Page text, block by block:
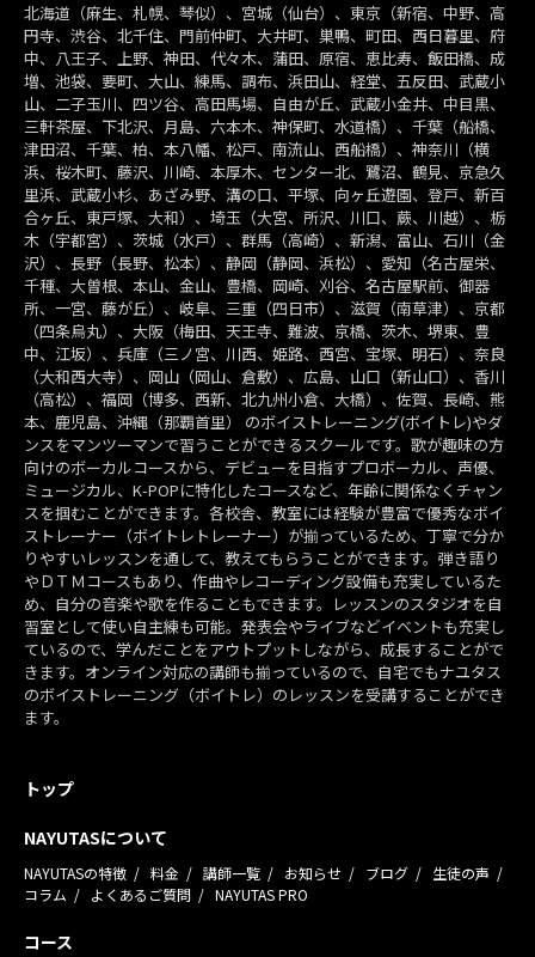
北海道（麻生、札幌、琴似）、宮城（仙台）、東京（新宿、中野、高
円寺、渋谷、北千住、門前仲町、大井町、巣鴨、町田、西日暮里、府
中、八王子、上野、神田、代々木、蒲田、原宿、恵比寿、飯田橋、成
増、池袋、要町、大山、練馬、調布、浜田山、経堂、五反田、武蔵小
山、二子玉川、四ツ谷、高田馬場、自由が丘、武蔵小金井、中目黒、
三軒茶屋、下北沢、月島、六本木、神保町、水道橋）、千葉（船橋、
津田沼、千葉、柏、本八幡、松戸、南流山、西船橋）、神奈川（横
浜、桜木町、藤沢、川崎、本厚木、センター北、鷺沼、鶴見、京急久
里浜、武蔵小杉、あざみ野、溝の口、平塚、向ヶ丘遊園、登戸、新百
合ヶ丘、東戸塚、大和）、埼玉（大宮、所沢、川口、蕨、川越）、栃
木（宇都宮）、茨城（水戸）、群馬（高崎）、新潟、富山、石川（金
沢）、長野（長野、松本）、静岡（静岡、浜松）、愛知（名古屋栄、
千種、大曽根、本山、金山、豊橋、岡崎、刈谷、名古屋駅前、御器
所、一宮、藤が丘）、岐阜、三重（四日市）、滋賀（南草津）、京都
（四条烏丸）、大阪（梅田、天王寺、難波、京橋、茨木、堺東、豊
中、江坂）、兵庫（三ノ宮、川西、姫路、西宮、宝塚、明石）、奈良
（大和西大寺）、岡山（岡山、倉敷）、広島、山口（新山口）、香川
（高松）、福岡（博多、西新、北九州小倉、大橋）、佐賀、長崎、熊
本、鹿児島、沖縄（那覇首里） のボイストレーニング(ボイトレ)やダ
ンスをマンツーマンで習うことができるスクールです。歌が趣味の方
向けのボーカルコースから、デビューを目指すプロボーカル、声優、
ミュージカル、K-POPに特化したコースなど、年齢に関係なくチャン
スを掴むことができます。各校舎、教室には経験が豊富で優秀なボイ
ストレーナー（ボイトレトレーナー）が揃っているため、丁寧で分か
りやすいレッスンを通して、教えてもらうことができます。弾き語り
やＤＴＭコースもあり、作曲やレコーディング設備も充実しているた
め、自分の音楽や歌を作ることもできます。レッスンのスタジオを自
習室として使い自主練も可能。発表会やライブなどイベントも充実し
ているので、学んだことをアウトプットしながら、成長することがで
きます。オンライン対応の講師も揃っているので、自宅でもナユタス
のボイストレーニング（ボイトレ）のレッスンを受講することができ
ます。
トップ
NAYUTASについて
NAYUTASの特徴 料金 講師一覧 お知らせ ブログ
生徒の声
コラム
よくあるご質問 NAYUTAS PRO
コース